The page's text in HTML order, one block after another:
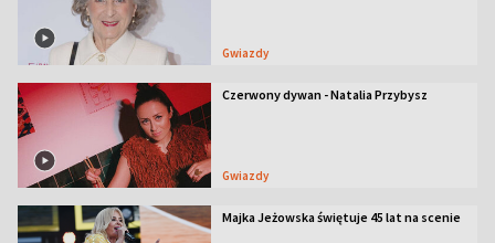
Gwiazdy
Czerwony dywan - Natalia Przybysz
Gwiazdy
Majka Jeżowska świętuje 45 lat na scenie